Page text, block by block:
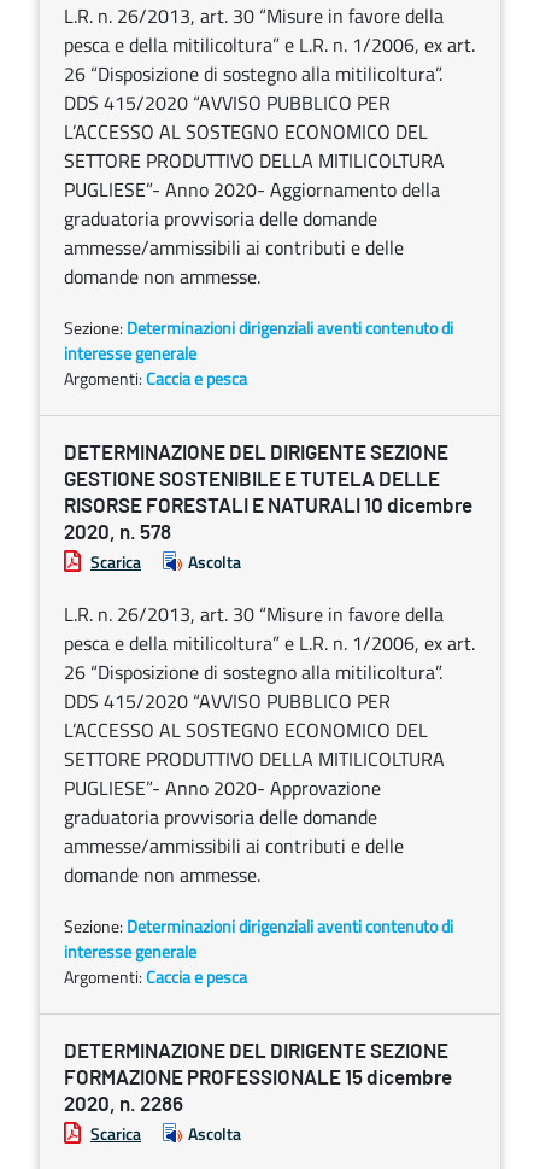
L.R. n. 26/2013, art. 30 “Misure in favore della
pesca e della mitilicoltura” e L.R. n. 1/2006, ex art.
26 “Disposizione di sostegno alla mitilicoltura”.
DDS 415/2020 “AVVISO PUBBLICO PER
L’ACCESSO AL SOSTEGNO ECONOMICO DEL
SETTORE PRODUTTIVO DELLA MITILICOLTURA
PUGLIESE”- Anno 2020- Aggiornamento della
graduatoria provvisoria delle domande
ammesse/ammissibili ai contributi e delle
domande non ammesse.
Sezione: Determinazioni dirigenziali aventi contenuto di
interesse generale
Argomenti:Caccia e pesca
DETERMINAZIONE DEL DIRIGENTE SEZIONE
GESTIONE SOSTENIBILE E TUTELA DELLE
RISORSE FORESTALI E NATURALI 10 dicembre
2020, n. 578
Scarica Ascolta
L.R. n. 26/2013, art. 30 “Misure in favore della
pesca e della mitilicoltura” e L.R. n. 1/2006, ex art.
26 “Disposizione di sostegno alla mitilicoltura”.
DDS 415/2020 “AVVISO PUBBLICO PER
L’ACCESSO AL SOSTEGNO ECONOMICO DEL
SETTORE PRODUTTIVO DELLA MITILICOLTURA
PUGLIESE”- Anno 2020- Approvazione
graduatoria provvisoria delle domande
ammesse/ammissibili ai contributi e delle
domande non ammesse.
Sezione: Determinazioni dirigenziali aventi contenuto di
interesse generale
Argomenti:Caccia e pesca
DETERMINAZIONE DEL DIRIGENTE SEZIONE
FORMAZIONE PROFESSIONALE 15 dicembre
2020, n. 2286
Scarica Ascolta